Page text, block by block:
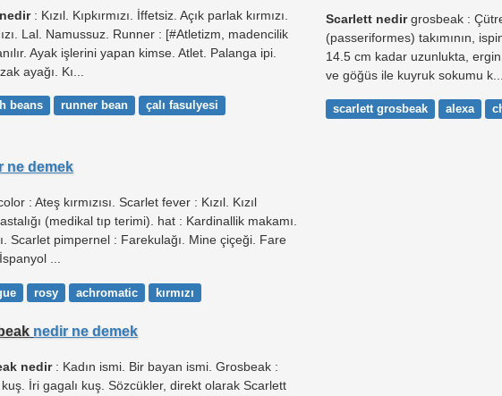
: Kızıl. Kıpkırmızı. İffetsiz. Açık parlak kırmızı.
Lal. Namussuz. Runner : [#Atletizm, madencilik
Ayak işlerini yapan kimse. Atlet. Palanga ipi.
ayağı. Kı...
beans runner bean
çalı fasulyesi
ne demek
: Ateş kırmızısı. Scarlet fever : Kızıl. Kızıl
(medikal tıp terimi). hat : Kardinallik makamı.
Scarlet pimpernel : Farekulağı. Mine çiçeği. Fare
...
rosy achromatic kırmızı
nedir ne demek
nedir: Kadın ismi. Bir bayan ismi. Grosbeak :
İri gagalı kuş. Sözcükler, direkt olarak Scarlett
Scarlett nedirgrosbeak :
(passeriformes) takımının,
14.5 cm kadar uzunlukta,
ve göğüs ile kuyruk sokumu k...
scarlett grosbeak alexa